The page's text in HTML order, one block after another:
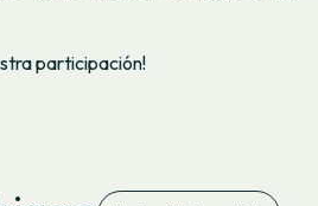
participación!